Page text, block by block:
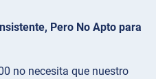
Pero No Apto para
no necesita que nuestro